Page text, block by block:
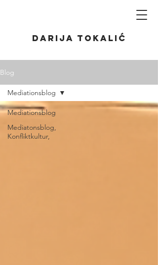
Darija Tokalić
Blog
Mediationsblog
Mediatonsblog,
Konfliktkultur,
Mediationsblog